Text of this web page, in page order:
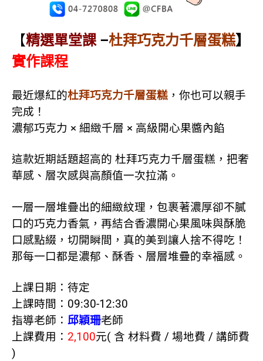
【精選單堂課–杜拜巧克力千層蛋糕】
實作課程
最近爆紅的杜拜巧克力千層蛋糕 ，你也可以親手
完成！
濃郁巧克力 × 細緻千層 × 高級開心果醬內餡
這款近期話題超高的 杜拜巧克力千層蛋糕，把奢
華感、層次感與高顏值一次拉滿。
一層一層堆疊出的細緻紋理，包裹著濃厚卻不膩
口的巧克力香氣，再結合香濃開心果風味與酥脆
口感點綴，切開瞬間，真的美到讓人捨不得吃！
那每一口都是濃郁、酥香、層層堆疊的幸福感。
上課日期：待定
上課時間：09:30-12:30
指導老師： 邱穎珊老師
上課費用： 2,100元( 含 材料費 / 場地費 / 講師費
)